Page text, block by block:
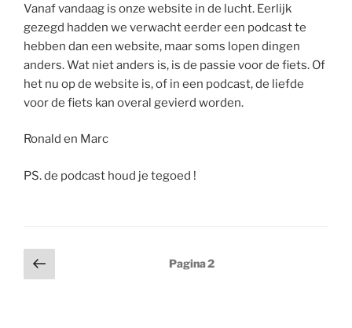
Vanaf vandaag is onze website in de lucht. Eerlijk
gezegd hadden we verwacht eerder een podcast te
hebben dan een website, maar soms lopen dingen
anders. Wat niet anders is, is de passie voor de fiets. Of
het nu op de website is, of in een podcast, de liefde
voor de fiets kan overal gevierd worden.
Ronald en Marc
PS. de podcast houd je tegoed !
Berichten
paginering
Vorige
pagina
Pagina2